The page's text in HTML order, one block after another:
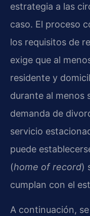
estrategia a las
caso. El proceso
los requisitos de
exige que al
residente y
durante al menos
demanda de
servicio
puede
(home of record)
cumplan con el
A continuación,